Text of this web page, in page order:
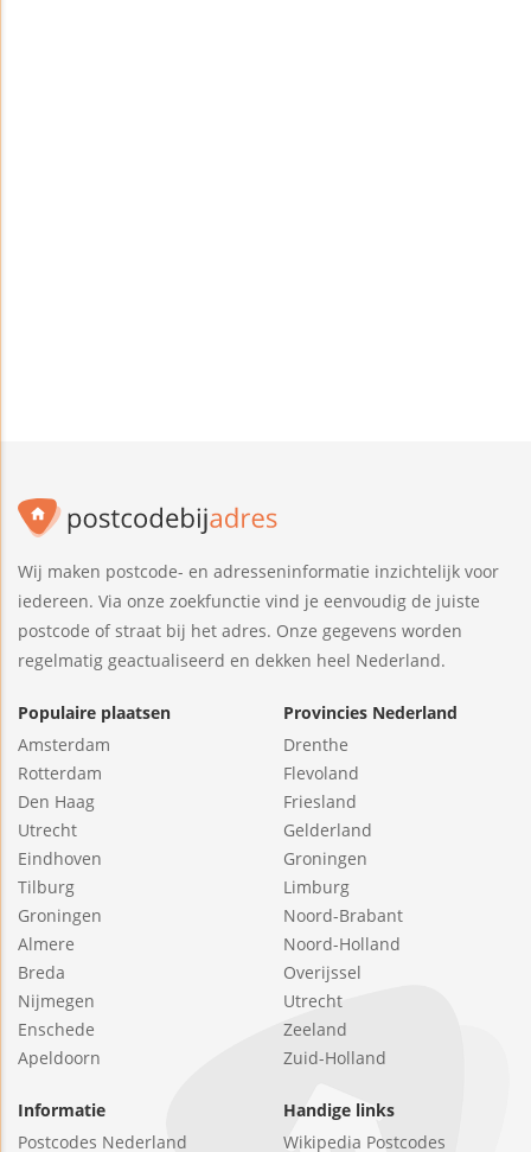
Wij maken postcode- en adresseninformatie inzichtelijk voor
iedereen. Via onze zoekfunctie vind je eenvoudig de juiste
postcode of straat bij het adres. Onze gegevens worden
regelmatig geactualiseerd en dekken heel Nederland.
Populaire plaatsen
Amsterdam
Rotterdam
Den Haag
Utrecht
Eindhoven
Tilburg
Groningen
Almere
Breda
Nijmegen
Enschede
Apeldoorn
Provincies Nederland
Drenthe
Flevoland
Friesland
Gelderland
Groningen
Limburg
Noord-Brabant
Noord-Holland
Overijssel
Utrecht
Zeeland
Zuid-Holland
Informatie
Postcodes Nederland
Handige links
Wikipedia Postcodes